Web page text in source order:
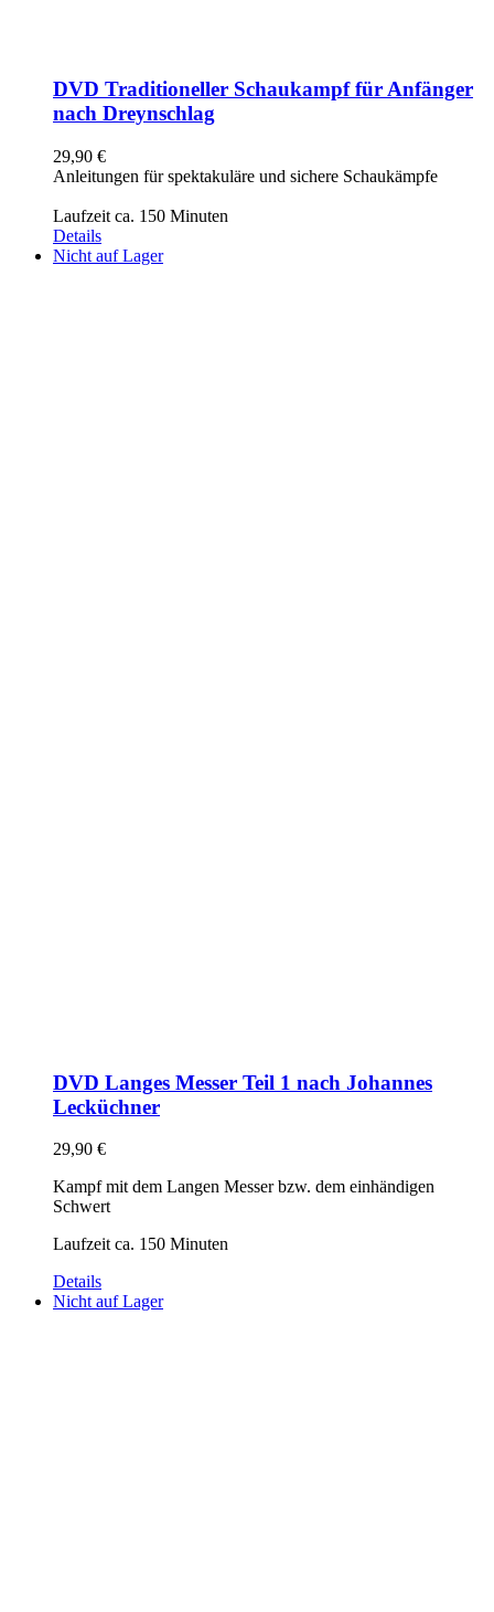
DVD Traditioneller Schaukampf für Anfänger
nach Dreynschlag
29,90 €
Anleitungen für spektakuläre und sichere Schaukämpfe
Laufzeit ca. 150 Minuten
Details
Nicht auf Lager
DVD Langes Messer Teil 1 nach Johannes
Lecküchner
29,90 €
Kampf mit dem Langen Messer bzw. dem einhändigen
Schwert
Laufzeit ca. 150 Minuten
Details
Nicht auf Lager